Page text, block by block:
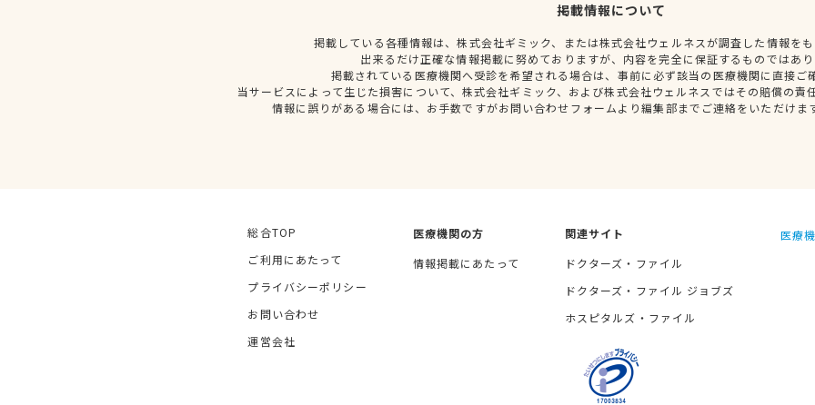
掲載情報について
掲載している各種情報は、株式会社ギミック、または株式会社ウェルネスが調査した情報を
出来るだけ正確な情報掲載に努めておりますが、内容を完全に保証するものではあ
掲載されている医療機関へ受診を希望される場合は、事前に必ず該当の医療機関に直接ご
当サービスによって生じた損害について、株式会社ギミック、および株式会社ウェルネスではその賠償の責
情報に誤りがある場合には、お手数ですがお問い合わせフォームより編集部までご連絡をいただけま
総合TOP
ご利用にあたって
プライバシーポリシー
お問い合わせ
運営会社
医療機関の方
情報掲載にあたって
関連サイト
ドクターズ・ファイル
ドクターズ・ファイル ジョブズ
ホスピタルズ・ファイル
医療